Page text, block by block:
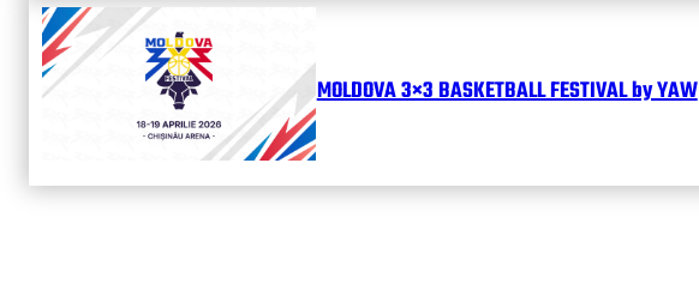
MOLDOVA 3×3 BASKETBALL FESTIVAL by YAW